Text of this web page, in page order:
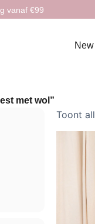
vanaf €99
New
met wol”
Toont